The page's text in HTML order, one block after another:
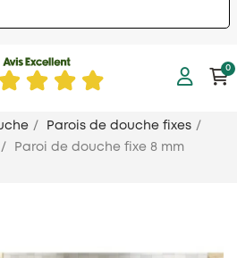
0
Parois de douche fixes
Paroi de douche fixe 8 mm